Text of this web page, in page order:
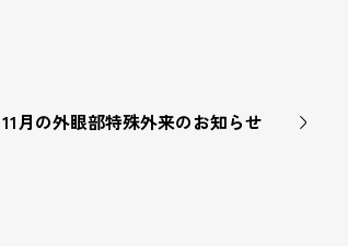
11月の外眼部特殊外来のお知らせ